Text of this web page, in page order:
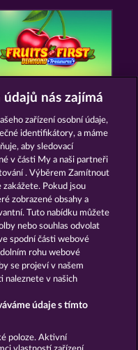
DUPER CHERRY
ochraně údajů
Časté dotazy
Facebook
nás zajímá
zařízení osobní údaje,
identifikátory, a máme
aby sledovací
v části My a naši partneři
. Výběrem Zamítnout
zakážete. Pokud jsou
zobrazené obsahy a
Tuto nabídku můžete
nebo souhlas odvolat
spodní části webové
rohu webové
se projeví v našem
naleznete v našich
údaje s tímto
poloze. Aktivní